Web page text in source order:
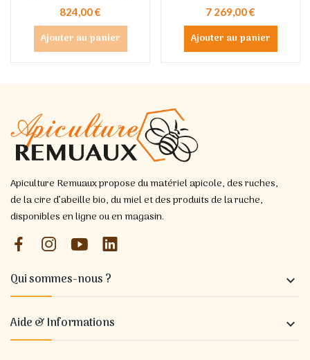
824,00 €
Ajouter au panier
7 269,00 €
Ajouter au panier
Apiculture Remuaux propose du matériel apicole, des ruches,
de la cire d’abeille bio, du miel et des produits de la ruche,
disponibles en ligne ou en magasin.
Qui sommes-nous ? 
Aide & Informations 